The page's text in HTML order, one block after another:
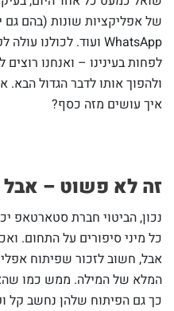
WhatsApp ועוד. לכולנו עולה לפתע לראש רעיון גאוני –
לפחות בעינינו – ואנחנו
ולהפוך אותו לדבר הגדול הבא.
איך עושים מזה כסף?
זה לא פשוט –
נכון, הביטוי חברת סטארטאפ
כל מיני סיפורים על התחום.
אבל, חשוב לזכור שפיתוח
המלא של המילה. ממש כמו
כך גם הפיתוח שלהן נחשב קל